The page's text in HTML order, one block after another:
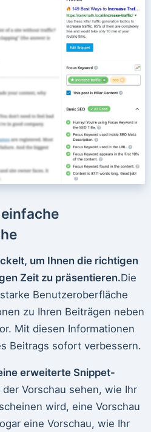
um Ihnen die richtigen
Zeit zu präsentieren.Die
Benutzeroberfläche
zu Ihren Beiträgen neben
Mit diesen Informationen
Beitrags sofort verbessern.
erweiterte Snippet-
Vorschau sehen, wie Ihr
wird, eine Vorschau
eine Vorschau, wie Ihr